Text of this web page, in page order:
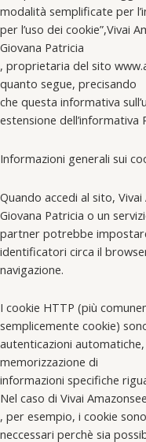
modalità semplificate per
per l’uso dei cookie”,Vivai
Giovana Patricia
, proprietaria del sito
quanto segue, precisando
che questa informativa
estensione dell’informativa
Informazioni generali sui
Quando accedi al sito,
Giovana Patricia o un
partner potrebbe
identificatori circa il
navigazione.
I cookie HTTP (più
semplicemente cookie)
autenticazioni
memorizzazione di
informazioni specifiche
Nel caso di Vivai
, per esempio, i cookie sono
neccessari perchè sia